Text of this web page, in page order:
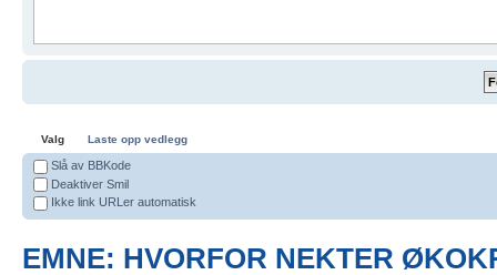
Valg Laste opp vedlegg
Slå av BBKode
Deaktiver Smil
Ikke link URLer automatisk
EMNE: HVORFOR NEKTER